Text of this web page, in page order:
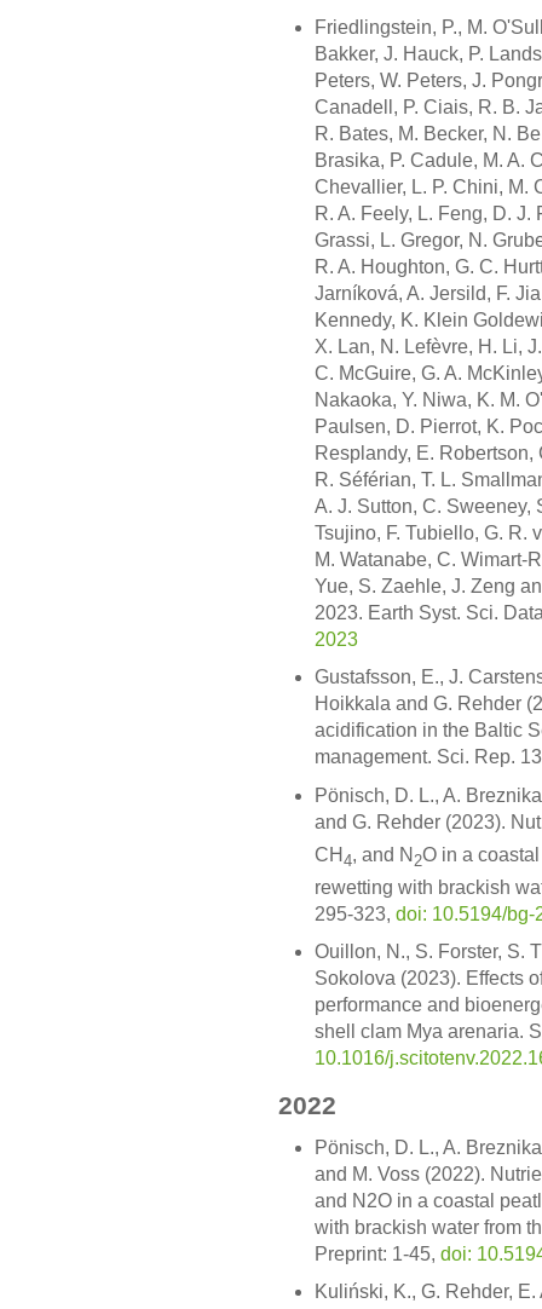
Friedlingstein, P., M.
Bakker, J. Hauck, P.
Peters, W. Peters, J.
Canadell, P. Ciais, R. B.
R. Bates, M. Becker, N.
Brasika, P. Cadule, M. A.
Chevallier, L. P. Chini, M.
R. A. Feely, L. Feng, D. J.
Grassi, L. Gregor, N.
R. A. Houghton, G. C.
Jarníková, A. Jersild, F.
Kennedy, K. Klein
X. Lan, N. Lefèvre, H. Li,
C. McGuire, G. A.
Nakaoka, Y. Niwa, K. M.
Paulsen, D. Pierrot, K.
Resplandy, E. Robertson,
R. Séférian, T. L.
A. J. Sutton, C. Sweeney,
Tsujino, F. Tubiello, G. R.
M. Watanabe, C. Wimart-
Yue, S. Zaehle, J. Zeng
2023. Earth Syst. Sci.
2023
Gustafsson, E., J.
Hoikkala and G. Rehder
acidification in the Baltic
management. Sci. Rep.
Pönisch, D. L., A.
and G. Rehder (2023).
CH 4, and N 2O in a
rewetting with brackish
295-323, doi: 10.5194/bg-
Ouillon, N., S. Forster, S.
Sokolova (2023). Effects
performance and
shell clam Mya arenaria.
10.1016/
2022
Pönisch, D. L., A.
and M. Voss (2022).
and N2O in a coastal
with brackish water from
Preprint: 1-45, doi:
Kuliński, K., G. Rehder,